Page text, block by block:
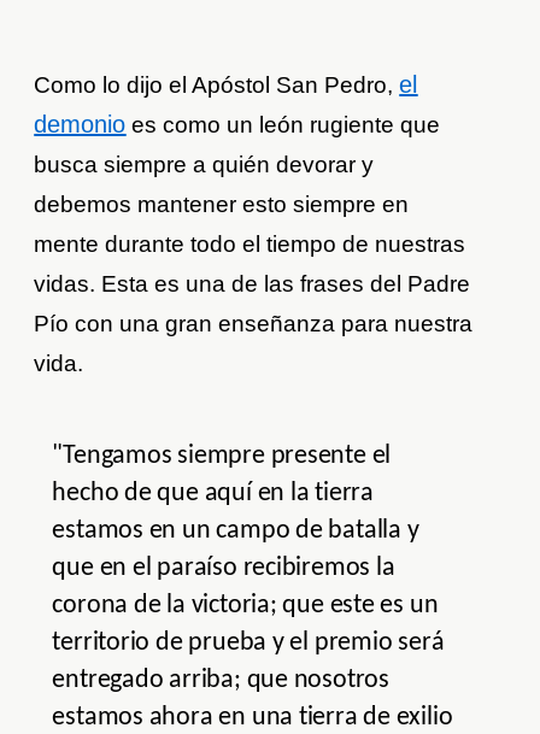
Como lo dijo el Apóstol San Pedro,el
demonio es como un león rugiente que
busca siempre a quién devorar y
debemos mantener esto siempre en
mente durante todo el tiempo de nuestras
vidas. Esta es una de las frases del Padre
Pío con una gran enseñanza para nuestra
vida.
"Tengamos siempre presente el
hecho de que aquí en la tierra
estamos en un campo de batalla y
que en el paraíso recibiremos la
corona de la victoria; que este es un
territorio de prueba y el premio será
entregado arriba; que nosotros
estamos ahora en una tierra de exilio